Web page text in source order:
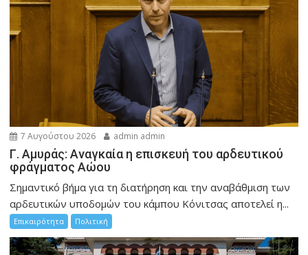
7 Αυγούστου 2026 admin admin
Γ. Αμυράς: Αναγκαία η επισκευή του αρδευτικού
φράγματος Αώου
Σημαντικό βήμα για τη διατήρηση και την αναβάθμιση των
αρδευτικών υποδομών του κάμπου Κόνιτσας αποτελεί η...
Επικαιρότητα Πολιτική